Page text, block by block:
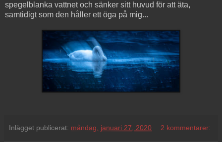
spegelblanka vattnet och sänker sitt huvud för att äta,
samtidigt som den håller ett öga på mig...
Inlägget publicerat: måndag, januari 27, 2020 2 kommentarer: